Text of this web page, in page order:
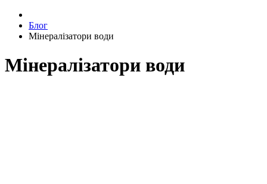
Блог
Мінералізатори води
Мінералізатори води